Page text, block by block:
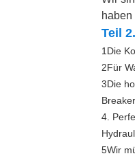
Teil
1Die
2Für
3Die
4.
5Wir